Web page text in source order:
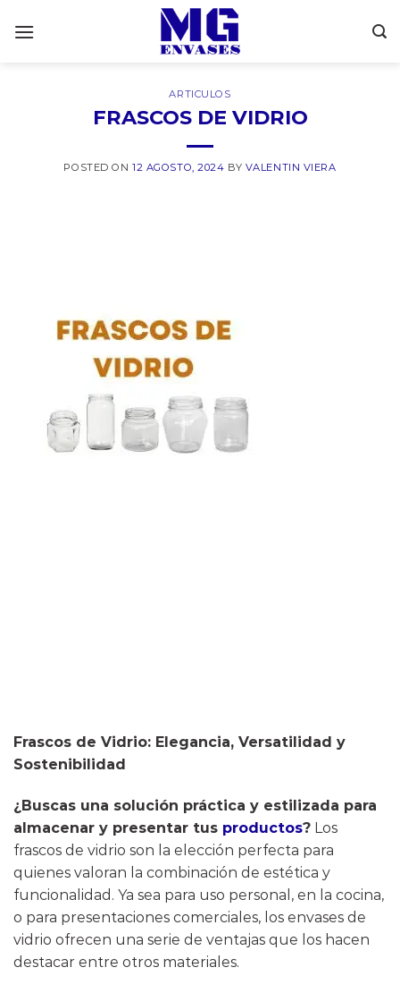
ARTICULOS
FRASCOS DE VIDRIO
POSTED ON12 AGOSTO, 2024 BY VALENTIN VIERA
Frascos de Vidrio: Elegancia, Versatilidad y
Sostenibilidad
¿Buscas una solución práctica y estilizada para
almacenar y presentar tus productos? Los
frascos de vidrio son la elección perfecta para
quienes valoran la combinación de estética y
funcionalidad. Ya sea para uso personal, en la cocina,
o para presentaciones comerciales, los envases de
vidrio ofrecen una serie de ventajas que los hacen
destacar entre otros materiales.